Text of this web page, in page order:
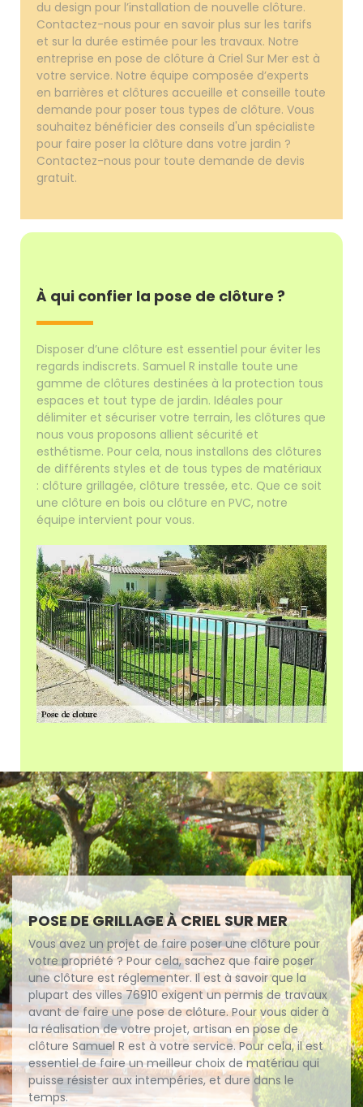
du design pour l’installation de nouvelle clôture.
Contactez-nous pour en savoir plus sur les tarifs
et sur la durée estimée pour les travaux. Notre
entreprise en pose de clôture à Criel Sur Mer est à
votre service. Notre équipe composée d’experts
en barrières et clôtures accueille et conseille toute
demande pour poser tous types de clôture. Vous
souhaitez bénéficier des conseils d'un spécialiste
pour faire poser la clôture dans votre jardin ?
Contactez-nous pour toute demande de devis
gratuit.
À qui confier la pose de clôture ?
Disposer d’une clôture est essentiel pour éviter les
regards indiscrets. Samuel R installe toute une
gamme de clôtures destinées à la protection tous
espaces et tout type de jardin. Idéales pour
délimiter et sécuriser votre terrain, les clôtures que
nous vous proposons allient sécurité et
esthétisme. Pour cela, nous installons des clôtures
de différents styles et de tous types de matériaux
: clôture grillagée, clôture tressée, etc. Que ce soit
une clôture en bois ou clôture en PVC, notre
équipe intervient pour vous.
POSE DE GRILLAGE À CRIEL SUR MER
Vous avez un projet de faire poser une clôture pour
votre propriété ? Pour cela, sachez que faire poser
une clôture est réglementer. Il est à savoir que la
plupart des villes 76910 exigent un permis de travaux
avant de faire une pose de clôture. Pour vous aider à
la réalisation de votre projet, artisan en pose de
clôture Samuel R est à votre service. Pour cela, il est
essentiel de faire un meilleur choix de matériau qui
puisse résister aux intempéries, et dure dans le
temps.